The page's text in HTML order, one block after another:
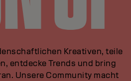
Kreativen, teile
entdecke Trends und bring
Unsere Community macht